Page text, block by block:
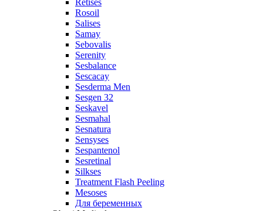
Retises
Rosoil
Salises
Samay
Sebovalis
Serenity
Sesbalance
Sescacay
Sesderma Men
Sesgen 32
Seskavel
Sesmahal
Sesnatura
Sensyses
Sespantenol
Sesretinal
Silkses
Treatment Flash Peeling
Mesoses
Для беременных